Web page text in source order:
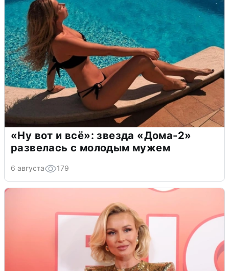
«Ну вот и всё»: звезда «Дома-2»
развелась с молодым мужем
6 августа 179